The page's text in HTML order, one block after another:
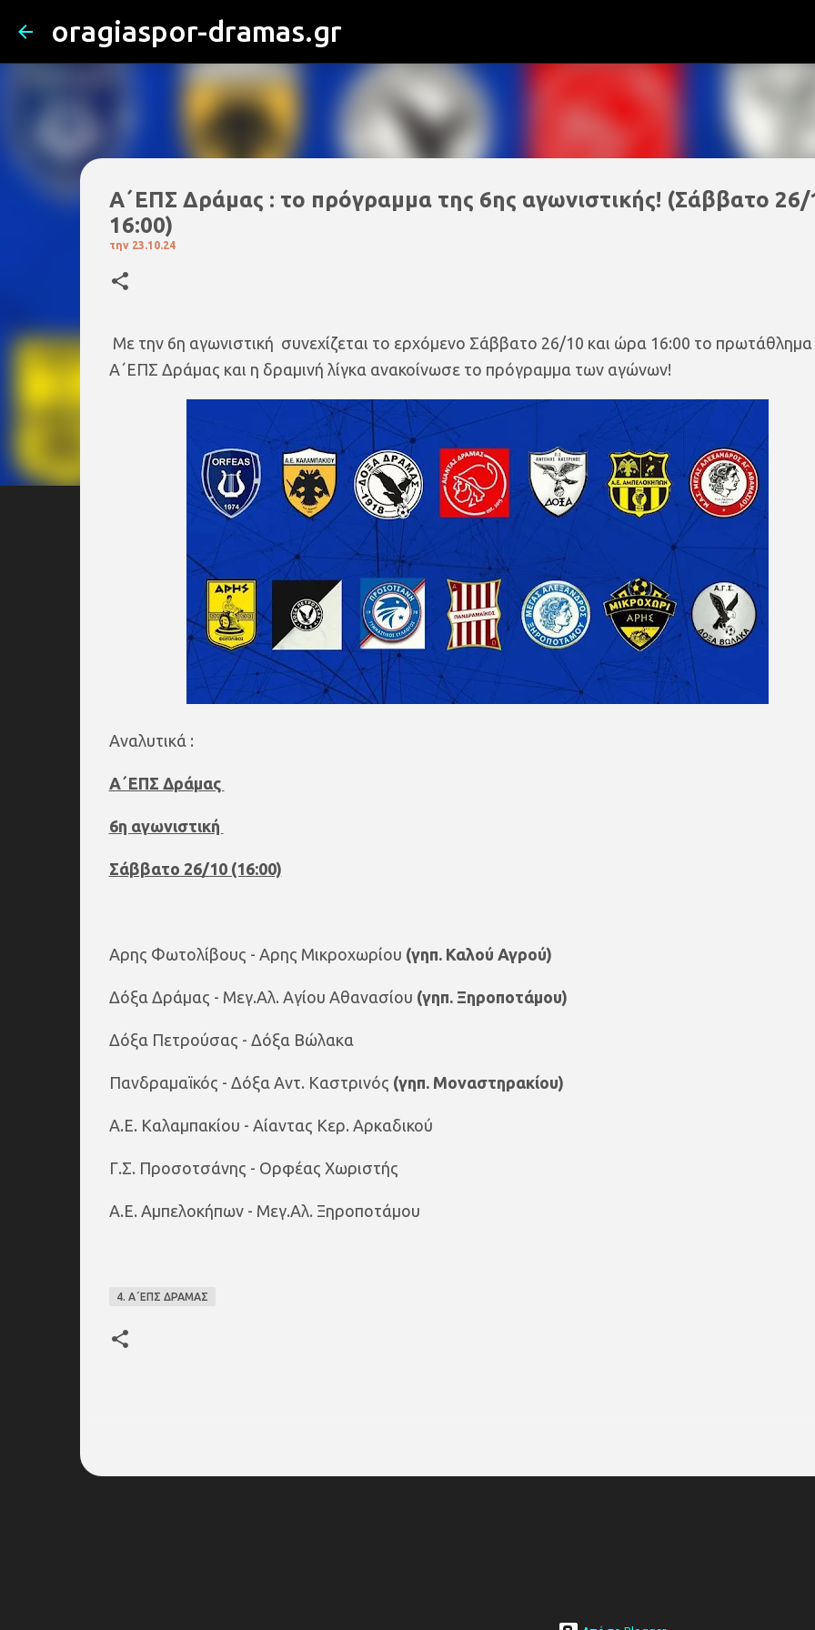
oragiaspor-dramas.gr
Α΄ΕΠΣ Δράμας : το πρόγραμμα της 6ης αγωνιστικής! (Σάββατο 26/
16:00)
την 23.10.24
Με την 6η αγωνιστική συνεχίζεται το ερχόμενο Σάββατο 26/10 και ώρα 16:00 το πρωτάθλημα
Α΄ΕΠΣ Δράμας και η δραμινή λίγκα ανακοίνωσε το πρόγραμμα των αγώνων!
Αναλυτικά :
Α΄ΕΠΣ Δράμας
6η αγωνιστική
Σάββατο 26/10 (16:00)
Αρης Φωτολίβους - Αρης Μικροχωρίου (γηπ. Καλού Αγρού)
Δόξα Δράμας - Μεγ.Αλ. Αγίου Αθανασίου (γηπ. Ξηροποτάμου)
Δόξα Πετρούσας - Δόξα Βώλακα
Πανδραμαϊκός - Δόξα Αντ. Καστρινός (γηπ. Μοναστηρακίου)
Α.Ε. Καλαμπακίου - Αίαντας Κερ. Αρκαδικού
Γ.Σ. Προσοτσάνης - Ορφέας Χωριστής
Α.Ε. Αμπελοκήπων - Μεγ.Αλ. Ξηροποτάμου
4. Α΄ΕΠΣ ΔΡΑΜΑΣ